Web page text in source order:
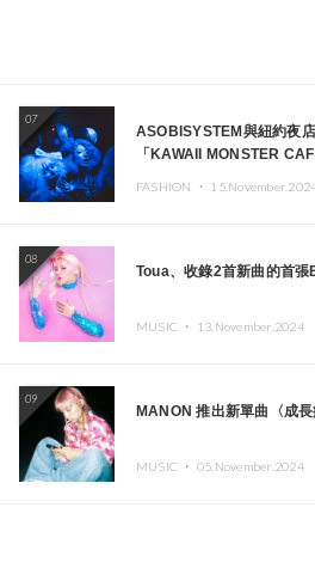
07
ASOBISYSTEM與紐約夜
「KAWAII MONSTER
FASHION ・
08
Toua、收錄2首新曲的首張
MUSIC ・ 13.November.2024
09
MANON 推出新單曲〈成長
MUSIC ・ 05.November.2024